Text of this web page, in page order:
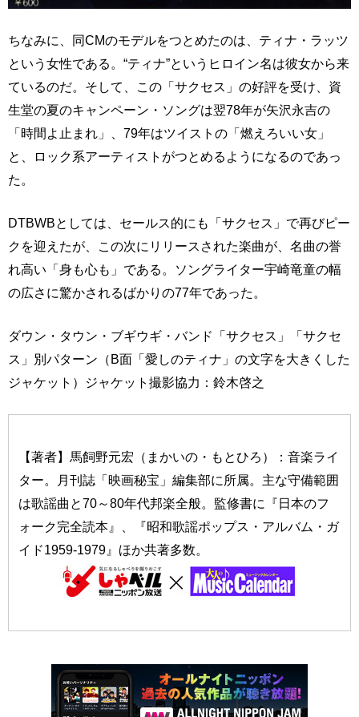
ちなみに、同CMのモデルをつとめたのは、ティナ・ラッツ
という女性である。“ティナ”というヒロイン名は彼女から来
ているのだ。そして、この「サクセス」の好評を受け、資
生堂の夏のキャンペーン・ソングは翌78年が矢沢永吉の
「時間よ止まれ」、79年はツイストの「燃えろいい女」
と、ロック系アーティストがつとめるようになるのであっ
た。
DTBWBとしては、セールス的にも「サクセス」で再びピー
クを迎えたが、この次にリリースされた楽曲が、名曲の誉
れ高い「身も心も」である。ソングライター宇崎竜童の幅
の広さに驚かされるばかりの77年であった。
ダウン・タウン・ブギウギ・バンド「サクセス」「サクセ
ス」別パターン（B面「愛しのティナ」の文字を大きくした
ジャケット）ジャケット撮影協力：鈴木啓之
【著者】馬飼野元宏（まかいの・もとひろ）：音楽ライ
ター。月刊誌「映画秘宝」編集部に所属。主な守備範囲
は歌謡曲と70～80年代邦楽全般。監修書に『日本のフ
ォーク完全読本』、『昭和歌謡ポップス・アルバム・ガ
イド1959-1979』ほか共著多数。